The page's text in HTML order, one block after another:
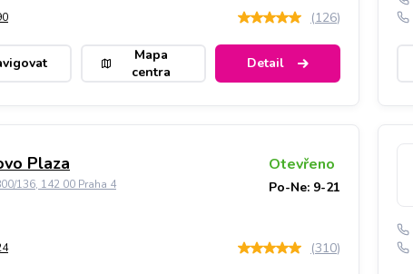
(126)
Mapa
centra
Detail
Plaza
136, 142 00 Praha 4
Otevřeno
Po-Ne: 9-21
(310)